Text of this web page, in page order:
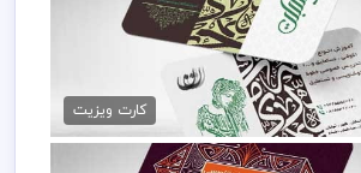
کارت ویزیت لایه باز خوشنویسی
79,000 تومان
کارت ویزیت